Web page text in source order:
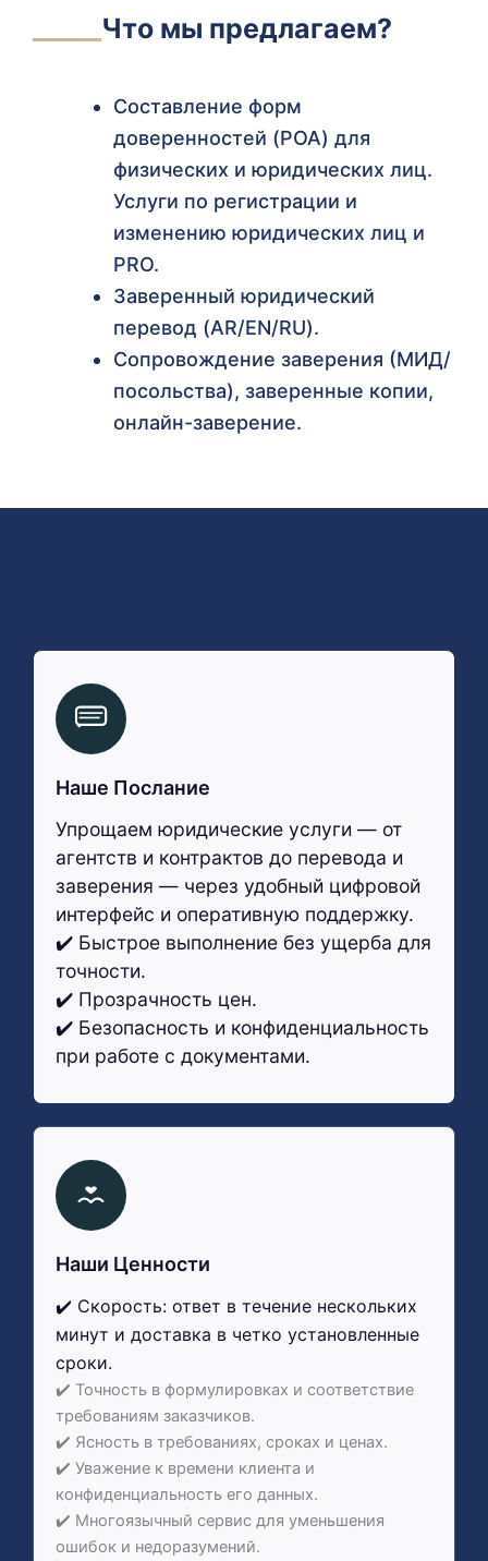
Что мы предлагаем?
Составление форм
доверенностей (POA) для
физических и юридических лиц.
Услуги по регистрации и
изменению юридических лиц и
PRO.
Заверенный юридический
перевод (AR/EN/RU).
Сопровождение заверения (МИД/
посольства), заверенные копии,
онлайн-заверение.
Наше Послание
Упрощаем юридические услуги — от
агентств и контрактов до перевода и
заверения — через удобный цифровой
интерфейс и оперативную поддержку.
✔️ Быстрое выполнение без ущерба для
точности.
✔️ Прозрачность цен.
✔️ Безопасность и конфиденциальность
при работе с документами.
Наши Ценности
✔️ Скорость: ответ в течение нескольких
минут и доставка в четко установленные
сроки.
✔️ Точность в формулировках и соответствие
требованиям заказчиков.
✔️ Ясность в требованиях, сроках и ценах.
✔️ Уважение к времени клиента и
конфиденциальность его данных.
✔️ Многоязычный сервис для уменьшения
ошибок и недоразумений.